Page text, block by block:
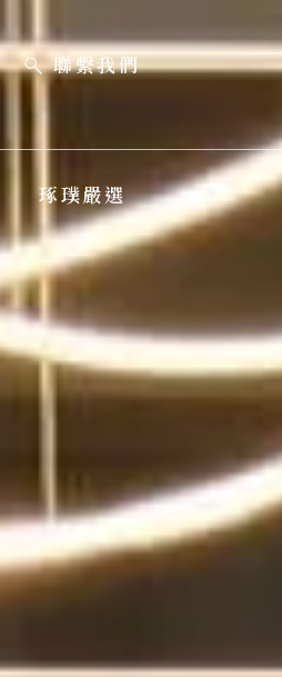
聯繫我們
琢璞嚴選